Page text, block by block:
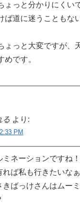
ょっと分かりにくい
ば道に迷うこともな
ょっと大変ですが、
めです。
る より:
PM
ネーションですね！
れば私も行きたいなぁ
きばっけさんはムー